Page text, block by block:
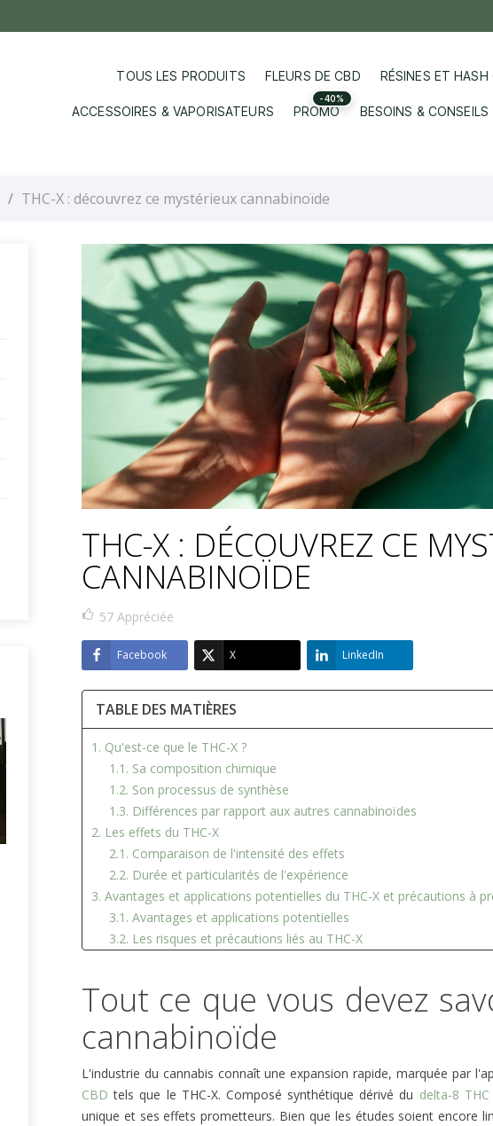
TOUS LES PRODUITS FLEURS DE CBD RÉSINES ET HASH
ACCESSOIRES & VAPORISATEURS PROMO
-40%
BESOINS & CONSEILS
THC-X : découvrez ce mystérieux cannabinoïde
SAISONNIÈRES : QUE DIT
LA SCIENCE EN 2026 ?
Décryptage scientifique 2026,
Lire la suite
CANNABIS LÉGAL EN
FRANCE : CE QUE 2025-
2027 POURRAIENT
CHANGER POUR LE CBD,
LE THC DU CHANVRE ET
L’ACCÈS MÉDICAL
Entre succès grand public
(huiles, infusions, gummies),
français et contrôles accrus
des...
8
THC-X : DÉCOUVREZ CE
CANNABINOÏDE
57 Appréciée
Facebook X LinkedIn
TABLE DES MATIÈRES
1. Qu'est-ce que le THC-X ?
1.1. Sa composition chimique
1.2. Son processus de synthèse
1.3. Différences par rapport aux autres cannabinoïdes
2. Les effets du THC-X
2.1. Comparaison de l'intensité des effets
2.2. Durée et particularités de l'expérience
3. Avantages et applications potentielles du THC-X et précautions à
3.1. Avantages et applications potentielles
3.2. Les risques et précautions liés au THC-X
Tout ce que vous devez
cannabinoïde
L'industrie du cannabis connaît une expansion rapide, marquée par
CBDtels que le THC-X. Composé synthétique dérivé du delta-8 THC
unique et ses effets prometteurs. Bien que les études soient encore